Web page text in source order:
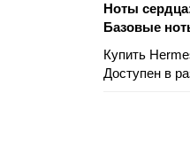
Ноты
Базовые
Купить
Доступен в